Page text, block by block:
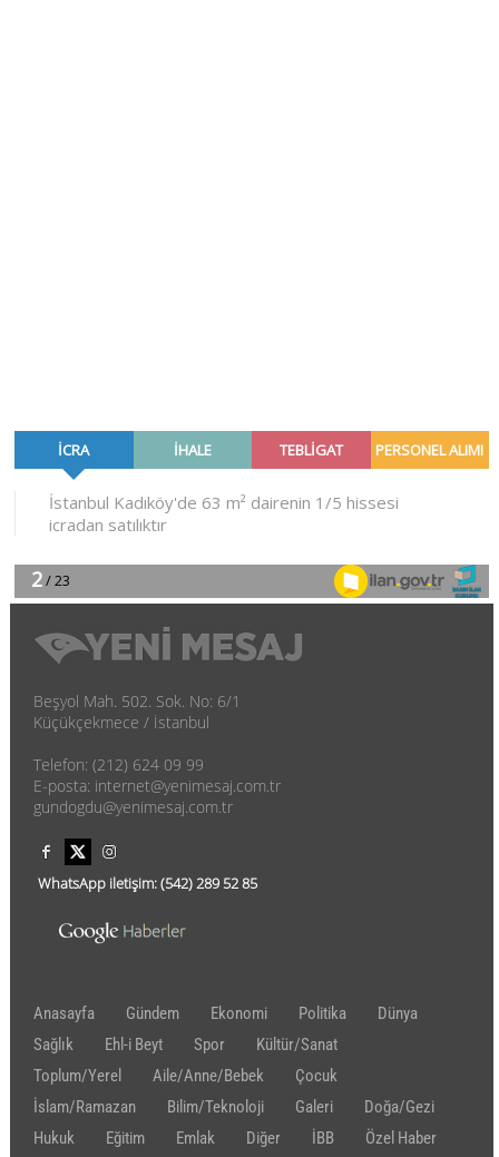
Beşyol Mah. 502. Sok. No: 6/1
Küçükçekmece / İstanbul
Telefon: (212) 624 09 99
E-posta: internet@yenimesaj.com.tr
gundogdu@yenimesaj.com.tr
WhatsApp iletişim:(542)289 52 85
Anasayfa Gündem Ekonomi Politika
Dünya
Sağlık
Ehl-i Beyt Spor
Kültür/Sanat
Toplum/Yerel
Aile/Anne/Bebek
Çocuk
İslam/Ramazan
Bilim/Teknoloji Galeri
Doğa/Gezi
Hukuk
Eğitim Emlak Diğer İBB Özel Haber